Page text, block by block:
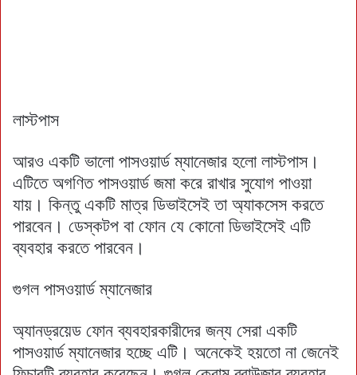
লাস্টপাস
আরও একটি ভালো পাসওয়ার্ড ম্যানেজার হলো লাস্টপাস।
এটিতে অগণিত পাসওয়ার্ড জমা করে রাখার সুযোগ পাওয়া
যায়। কিন্তু একটি মাত্র ডিভাইসেই তা অ্যাকসেস করতে
পারবেন। ডেস্কটপ বা ফোন যে কোনো ডিভাইসেই এটি
ব্যবহার করতে পারবেন।
গুগল পাসওয়ার্ড ম্যানেজার
অ্যানড্রয়েড ফোন ব্যবহারকারীদের জন্য সেরা একটি
পাসওয়ার্ড ম্যানেজার হচ্ছে এটি। অনেকেই হয়তো না জেনেই